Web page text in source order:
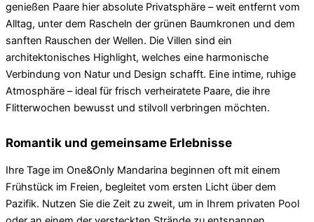
genießen Paare hier absolute Privatsphäre – weit entfernt vom
Alltag, unter dem Rascheln der grünen Baumkronen und dem
sanften Rauschen der Wellen. Die Villen sind ein
architektonisches Highlight, welches eine harmonische
Verbindung von Natur und Design schafft. Eine intime, ruhige
Atmosphäre – ideal für frisch verheiratete Paare, die ihre
Flitterwochen bewusst und stilvoll verbringen möchten.
Romantik und gemeinsame Erlebnisse
Ihre Tage im One&Only Mandarina beginnen oft mit einem
Frühstück im Freien, begleitet vom ersten Licht über dem
Pazifik. Nutzen Sie die Zeit zu zweit, um in Ihrem privaten Pool